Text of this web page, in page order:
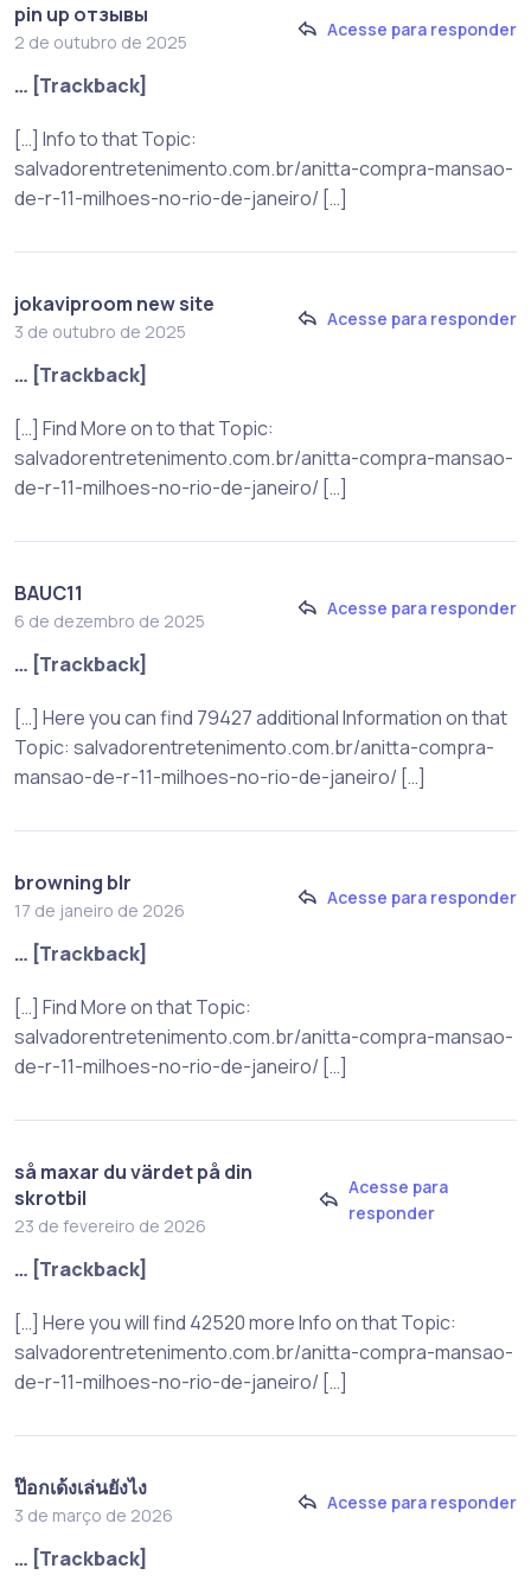
pin up отзывы
2 de outubro de 2025
Acesse para responder
… [Trackback]
[…] Info to that Topic:
salvadorentretenimento.com.br/anitta-compra-mansao-
de-r-11-milhoes-no-rio-de-janeiro/ […]
jokaviproom new site
3 de outubro de 2025
Acesse para responder
… [Trackback]
[…] Find More on to that Topic:
salvadorentretenimento.com.br/anitta-compra-mansao-
de-r-11-milhoes-no-rio-de-janeiro/ […]
BAUC11
6 de dezembro de 2025
Acesse para responder
… [Trackback]
[…] Here you can find 79427 additional Information on that
Topic: salvadorentretenimento.com.br/anitta-compra-
mansao-de-r-11-milhoes-no-rio-de-janeiro/ […]
browning blr​
17 de janeiro de 2026
Acesse para responder
… [Trackback]
[…] Find More on that Topic:
salvadorentretenimento.com.br/anitta-compra-mansao-
de-r-11-milhoes-no-rio-de-janeiro/ […]
så maxar du värdet på din
skrotbil
23 de fevereiro de 2026
Acesse para
responder
… [Trackback]
[…] Here you will find 42520 more Info on that Topic:
salvadorentretenimento.com.br/anitta-compra-mansao-
de-r-11-milhoes-no-rio-de-janeiro/ […]
ป๊อกเด้งเล่นยังไง
3 de março de 2026
Acesse para responder
… [Trackback]